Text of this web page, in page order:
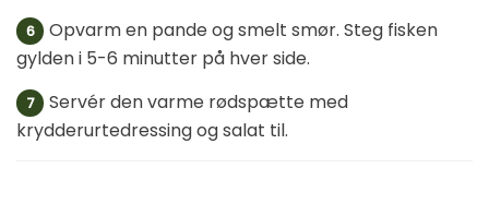
6
Opvarm en pande og smelt smør. Steg fisken
gylden i 5-6 minutter på hver side.
7
Servér den varme rødspætte med
krydderurtedressing og salat til.